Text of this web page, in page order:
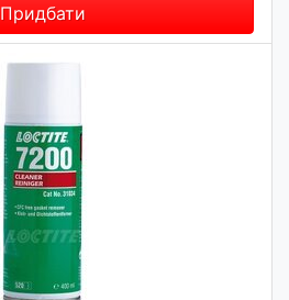
Придбати